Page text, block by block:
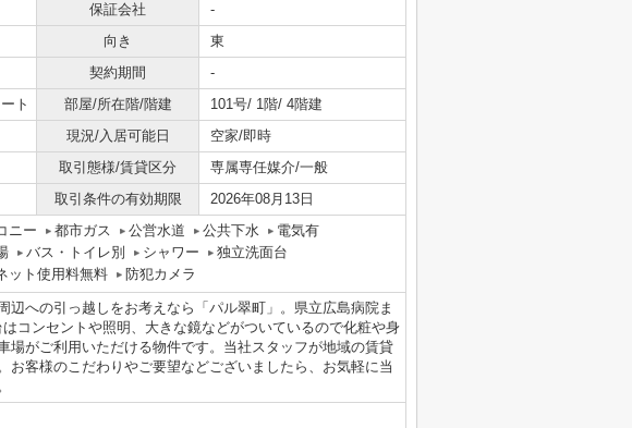
保証会社
-
向き
東
契約期間
-
ト 部屋/所在階/階建
101号/ 1階/ 4階建
現況/入居可能日
空家/即時
取引態様/賃貸区分
専属専任媒介/一般
取引条件の有効期限 2026年08月13日
ニー 都市ガス 公営水道 公共下水
電気有
バス・トイレ別 シャワー
独立洗面台
ット使用料無料 防犯カメラ
辺への引っ越しをお考えなら「パル翠町」。県立広島病院ま
コンセントや照明、大きな鏡などがついているので化粧や身
場がご利用いただける物件です。当社スタッフが地域の賃貸
お客様のこだわりやご要望などございましたら、お気軽に当